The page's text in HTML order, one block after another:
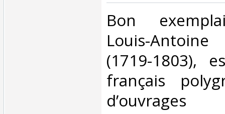
‎Bon
Louis-
(1719-1803),
français